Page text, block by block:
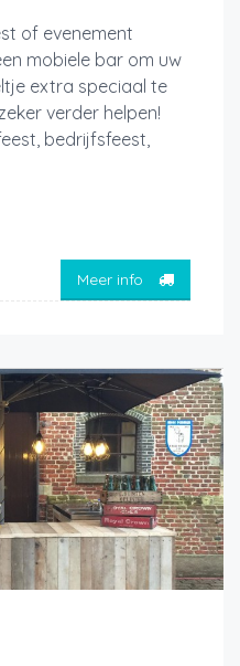
of evenement
mobiele bar om uw
extra speciaal te
verder helpen!
bedrijfsfeest,
Meer info